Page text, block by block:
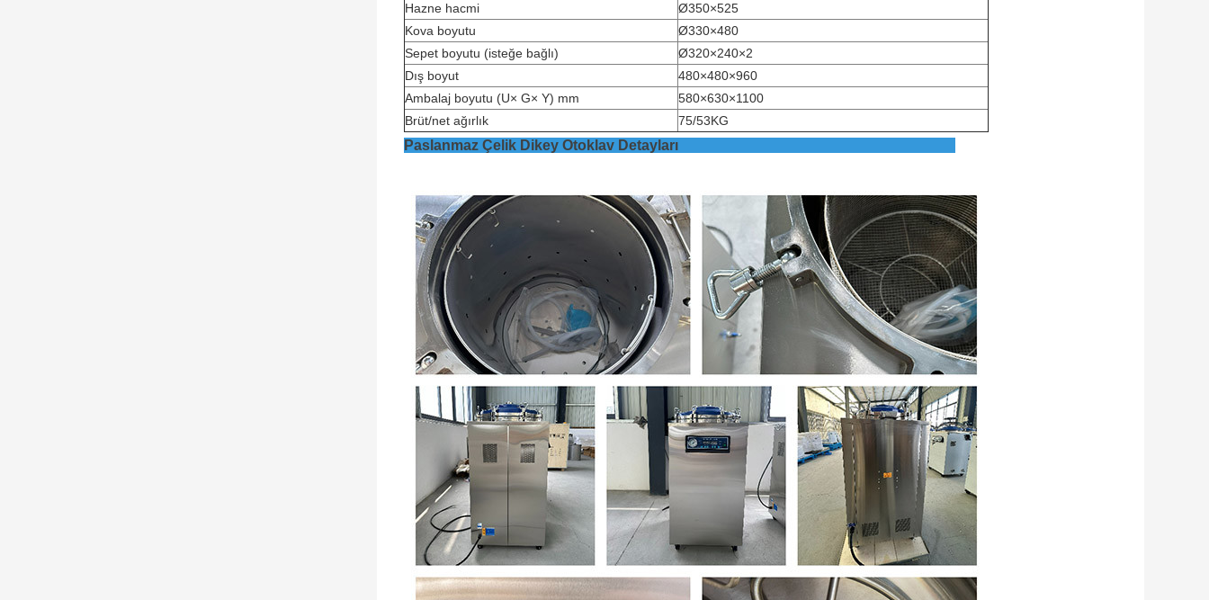
Hazne hacmi
Ø350×525
Kova boyutu
Ø330×480
Sepet boyutu (isteğe bağlı)
Ø320×240×2
Dış boyut
480×480×960
Ambalaj boyutu (U× G× Y) mm
580×630×1100
Brüt/net ağırlık
75/53KG
Paslanmaz Çelik Dikey Otoklav Detayları